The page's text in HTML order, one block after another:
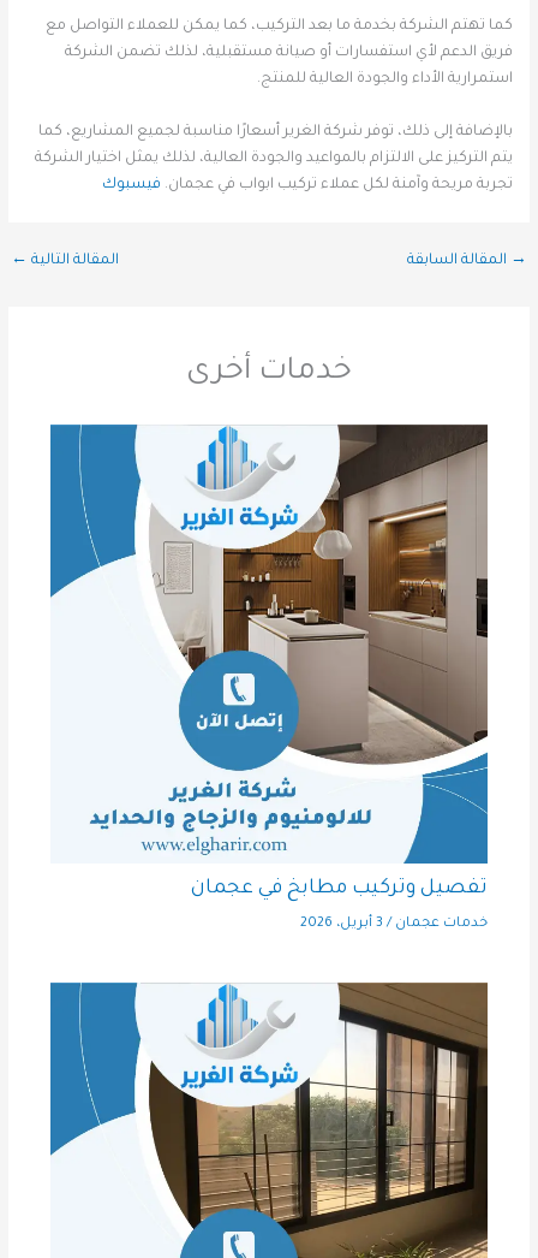
كما تهتم الشركة بخدمة ما بعد التركيب، كما يمكن للعملاء التواصل مع
فريق الدعم لأي استفسارات أو صيانة مستقبلية، لذلك تضمن الشركة
استمرارية الأداء والجودة العالية للمنتج.
بالإضافة إلى ذلك، توفر شركة الغرير أسعارًا مناسبة لجميع المشاريع، كما
يتم التركيز على الالتزام بالمواعيد والجودة العالية، لذلك يمثل اختيار الشركة
تجربة مريحة وآمنة لكل عملاء تركيب ابواب في عجمان. فيسبوك
→ المقالة السابقة المقالة التالية ←
خدمات أخرى
تفصيل وتركيب مطابخ في عجمان
خدمات عجمان / 3 أبريل، 2026